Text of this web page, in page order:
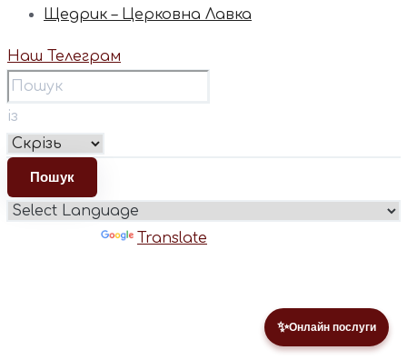
✨Онлайн послуги
Щедрик – Церковна Лавка
Наш Телеграм
із
Translate